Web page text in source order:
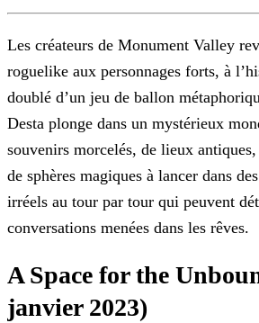
Les créateurs de Monument Valley
roguelike aux personnages forts, à
doublé d’un jeu de ballon
Desta plonge dans un mystérieux
souvenirs morcelés, de lieux
de sphères magiques à lancer dans
irréels au tour par tour qui peuvent
conversations menées dans les rêves.
A Space for the
janvier 2023)